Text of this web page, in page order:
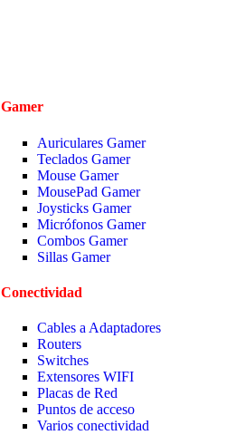
Gamer
Auriculares Gamer
Teclados Gamer
Mouse Gamer
MousePad Gamer
Joysticks Gamer
Micrófonos Gamer
Combos Gamer
Sillas Gamer
Conectividad
Cables a Adaptadores
Routers
Switches
Extensores WIFI
Placas de Red
Puntos de acceso
Varios conectividad